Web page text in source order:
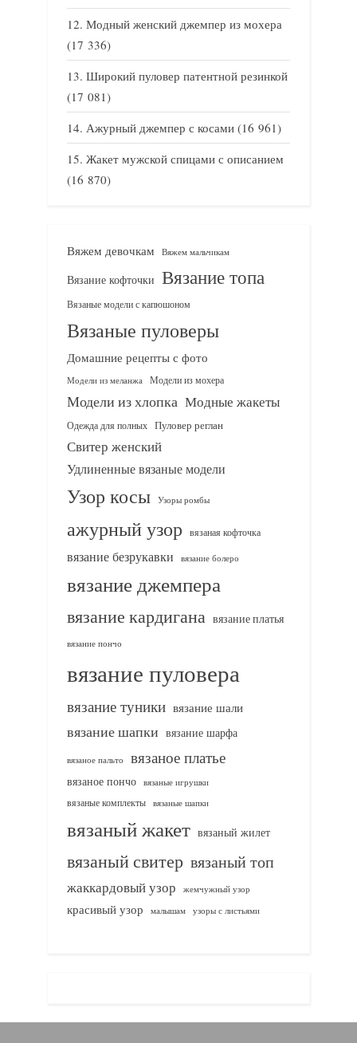
Модный женский джемпер из мохера
(17 336)
Широкий пуловер патентной резинкой
(17 081)
Ажурный джемпер с косами (16 961)
Жакет мужской спицами с описанием
(16 870)
Вяжем девочкам Вяжем мальчикам
Вязание кофточки Вязание топа
Вязаные модели с капюшоном
Вязаные пуловеры
Домашние рецепты с фото
Модели из меланжа Модели из мохера
Модели из хлопка Модные жакеты
Одежда для полных Пуловер реглан
Свитер женский
Удлиненные вязаные модели
Узор косы Узоры ромбы
ажурный узор вязаная кофточка
вязание безрукавки вязание болеро
вязание джемпера
вязание кардигана вязание платья
вязание пончо
вязание пуловера
вязание туники вязание шали
вязание шапки вязание шарфа
вязаное пальто вязаное платье
вязаное пончо вязаные игрушки
вязаные комплекты
вязаные шапки
вязаный жакет вязаный жилет
вязаный свитер вязаный топ
жаккардовый узор жемчужный узор
красивый узор малышам узоры с листьями